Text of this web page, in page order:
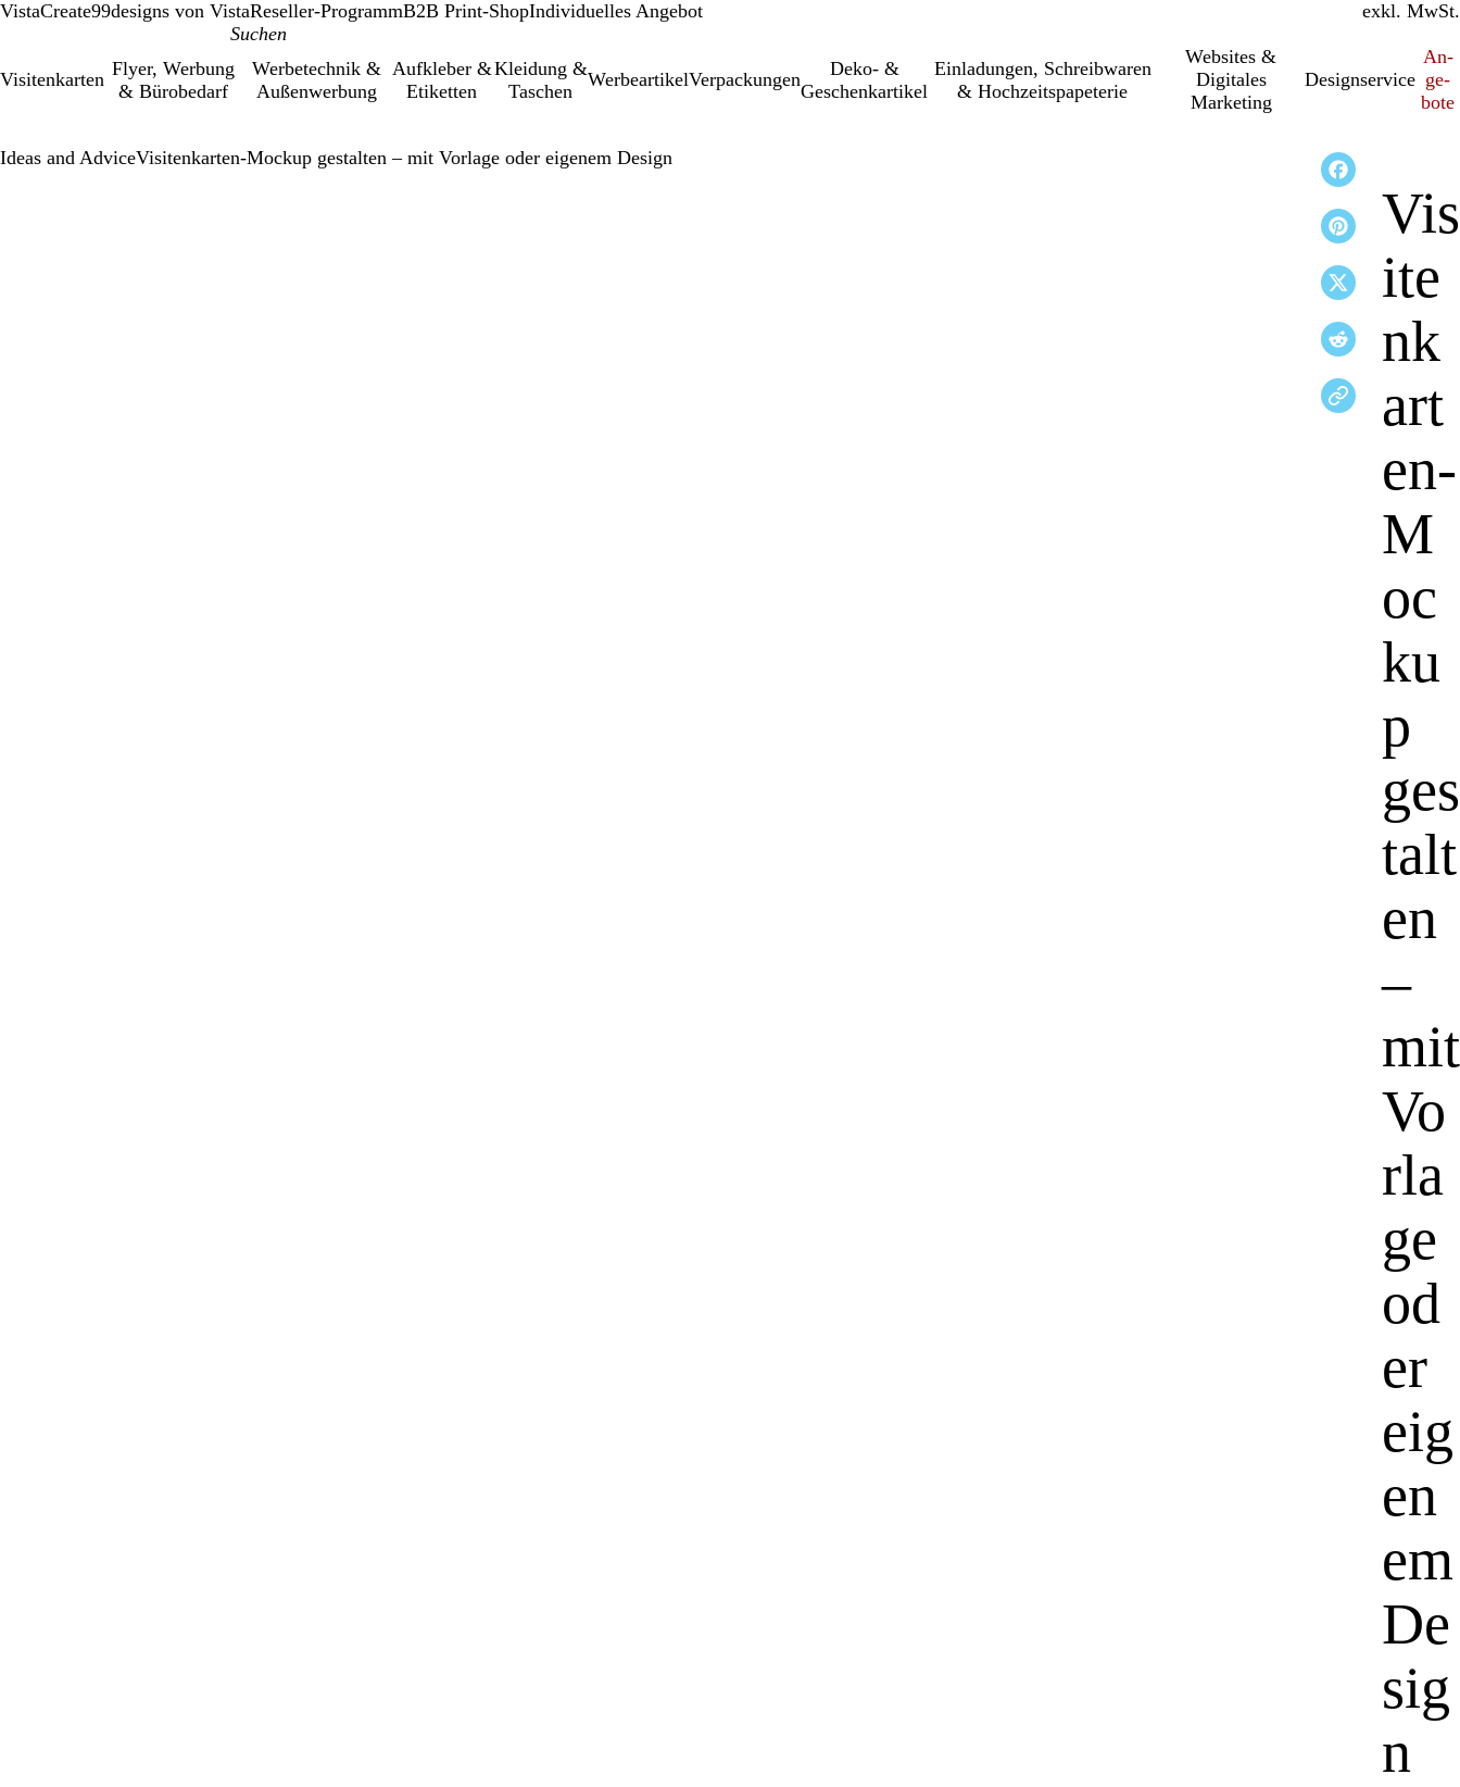
VistaCreate99designs von VistaReseller-ProgrammB2B Print-ShopIndividuelles Angebot inkl. MwSt.
exkl. MwSt.
Visitenkarten
Flyer, Werbung
& Bürobedarf
Werbetechnik &
Außenwerbung
Aufkleber &
Etiketten
Kleidung &
Taschen
WerbeartikelVerpackungen
Deko- &
Geschenkartikel
Einl­a­dung­en, Schreib­wa­ren
& Hochzeitspapeterie
Websites &
Digitales
Marketing
Designservice
An­­
ge­­
bo­­te
Ideas and AdviceVisitenkarten-Mockup gestalten – mit Vorlage oder eigenem Design
Vis
ite
nk
art
en-
M
oc
ku
p
ges
talt
en
–
mit
Vo
rla
ge
od
er
eig
en
em
De
sig
n